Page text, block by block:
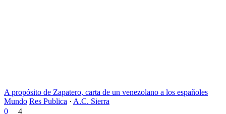
A propósito de Zapatero, carta de un venezolano a los españoles
Mundo Res Publica · A.C. Sierra
0
4